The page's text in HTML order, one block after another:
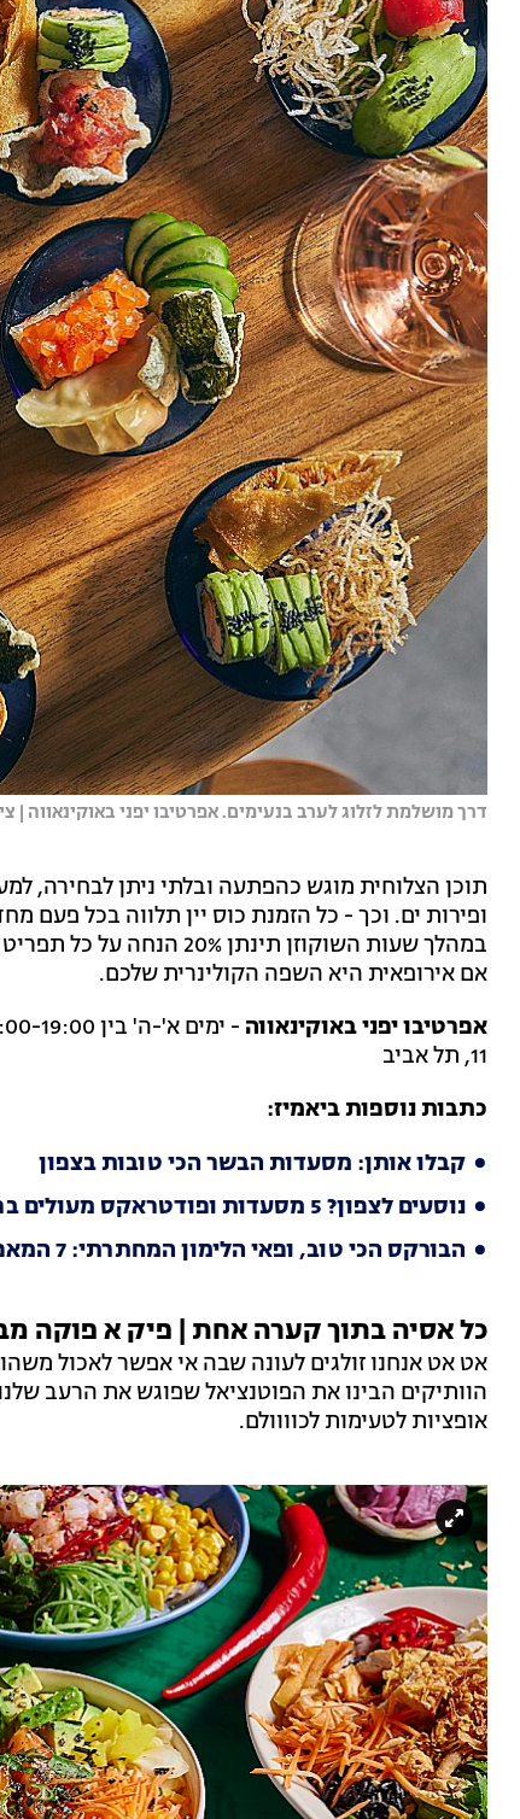
דרך מושלמת לזלוג לערב בנעימים. אפרטיבו יפני באוקינאווה |
תוכן הצלוחית מוגש כהפתעה ובלתי ניתן לבחירה,
ופירות ים. וכך - כל הזמנת כוס יין תלווה בכל
במהלך שעות השוקוזן
אם אירופאית היא השפה הקולינרית שלכם.
אפרטיבו יפני באוקינאווה
11, תל אביב
כתבות נוספות ביאמיז:
קבלו אותן: מסעדות הבשר הכי טובות בצפון
נוסעים לצפון? 5 מסעדות ופודטראקס מעולים ברמת הגולן
הבורקס הכי טוב, ופאי הלימון המחתרתי: 7 המאפיות הכי טובות בחיפה
כל אסיה בתוך קערה אחת | פיק א פוקה
אט אט אנחנו זולגים לעונה שבה אי אפשר לאכול
הוותיקים הבינו את הפוטנציאל שפוגש את הרעב
אופציות לטעימות לכוווולם.